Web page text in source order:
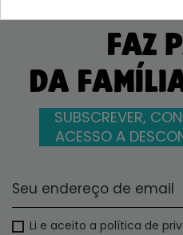
FAZ
DA
SUBSCREVER,
ACESSO A
Li e aceito a política de